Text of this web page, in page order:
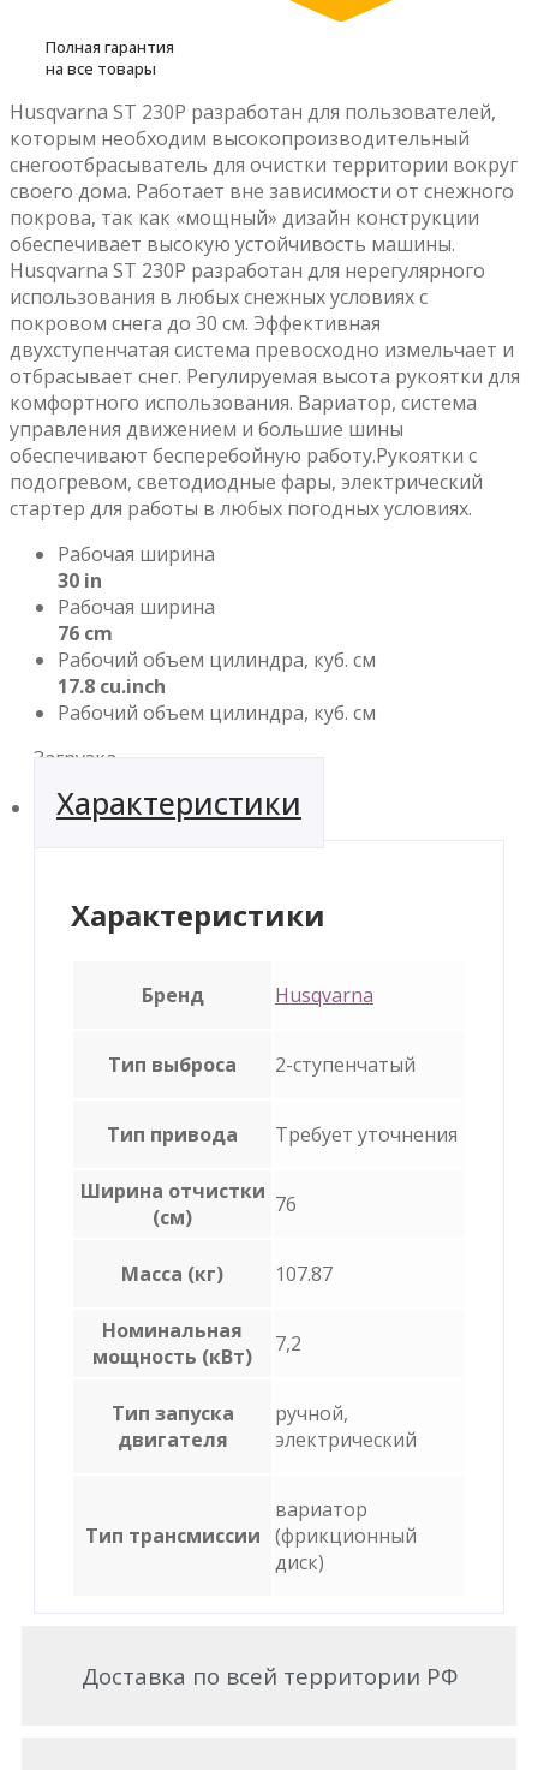
Полная гарантия
на все товары
Husqvarna ST 230P разработан для пользователей,
которым необходим высокопроизводительный
снегоотбрасыватель для очистки территории вокруг
своего дома. Работает вне зависимости от снежного
покрова, так как «мощный» дизайн конструкции
обеспечивает высокую устойчивость машины.
Husqvarna ST 230P разработан для нерегулярного
использования в любых снежных условиях с
покровом снега до 30 см. Эффективная
двухступенчатая система превосходно измельчает и
отбрасывает снег. Регулируемая высота рукоятки для
комфортного использования. Вариатор, система
управления движением и большие шины
обеспечивают бесперебойную работу.Рукоятки с
подогревом, светодиодные фары, электрический
стартер для работы в любых погодных условиях.
Рабочая ширина
30 in
Рабочая ширина
76 cm
Рабочий объем цилиндра, куб. см
17.8 cu.inch
Рабочий объем цилиндра, куб. см
Загрузка...
Характеристики
Характеристики
Бренд Husqvarna
Тип выброса 2-ступенчатый
Тип привода Требует уточнения
Ширина отчистки
(см)
76
Масса (кг) 107.87
Номинальная
мощность (кВт)
7,2
Тип запуска
двигателя
ручной,
электрический
Тип трансмиссии
вариатор
(фрикционный
диск)
Доставка по всей территории РФ